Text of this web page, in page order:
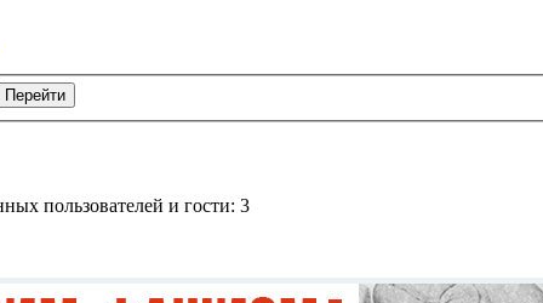
пользователей и гости: 3